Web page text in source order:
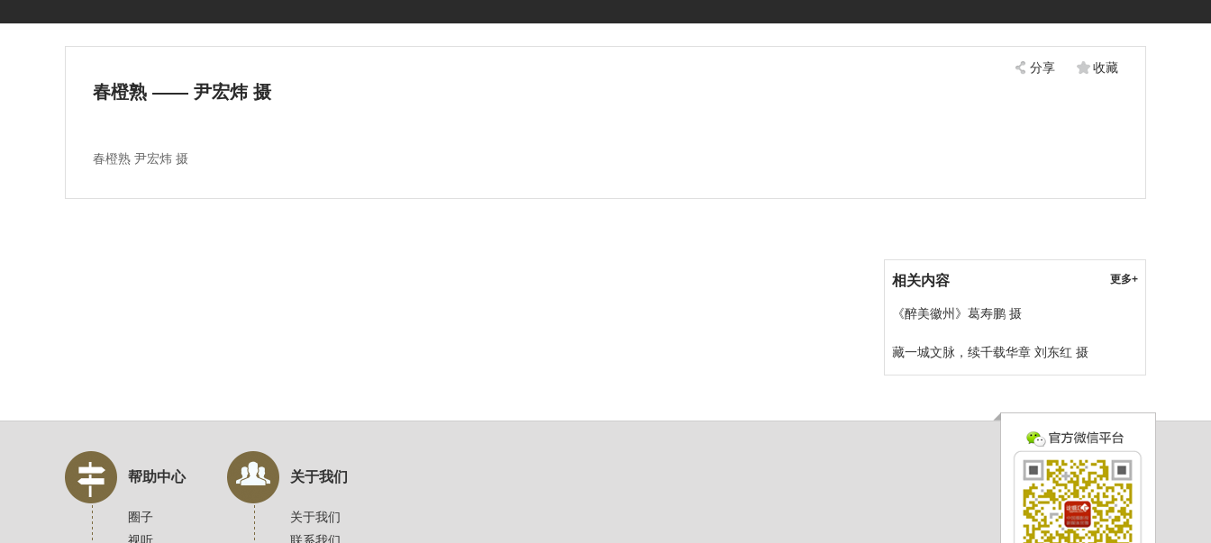
春橙熟 —— 尹宏炜 摄
分享 收藏
春橙熟 尹宏炜 摄
相关内容 更多+
《醉美徽州》葛寿鹏 摄
藏一城文脉，续千载华章 刘东红 摄
帮助中心 关于我们
圈子
关于我们